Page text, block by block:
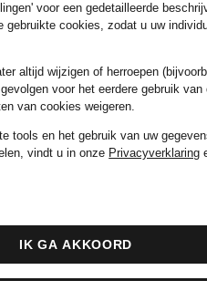
SoSUE
ZINDA
voor een gedetailleerde
gebruikte cookies, zodat u uw
altijd wijzigen of herroepen
voor het eerdere gebruik van
van cookies weigeren.
tools en het gebruik van uw
vindt u in onze Privacyverklaring
IK GA AKKOORD